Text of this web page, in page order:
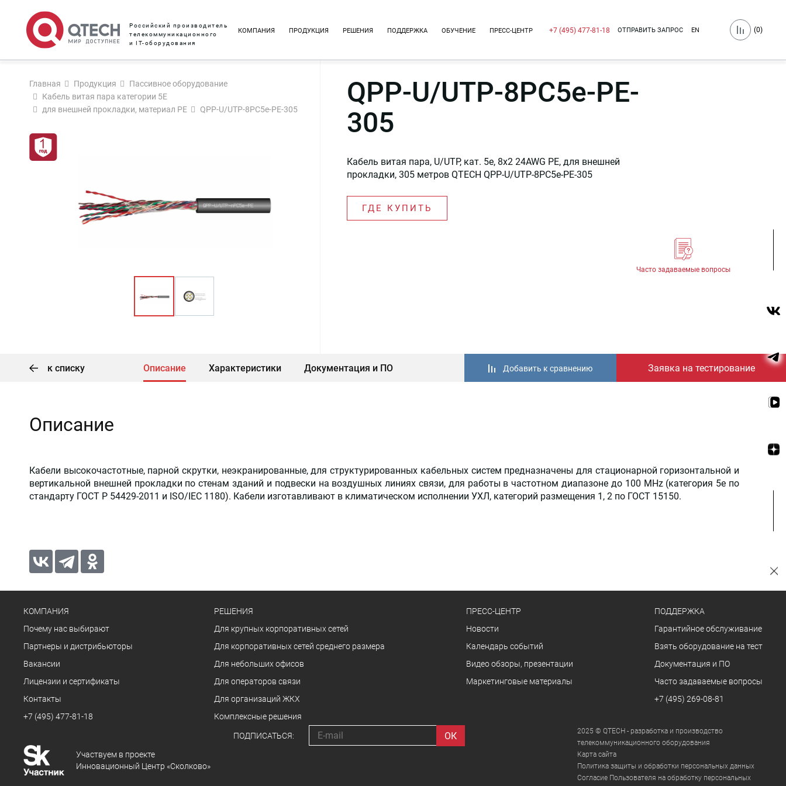
Российский производитель
телекоммуникационного
и IT-оборудования
КОМПАНИЯ ПРОДУКЦИЯ РЕШЕНИЯ ПОДДЕРЖКА ОБУЧЕНИЕ ПРЕСС-ЦЕНТР +7 (495) 477-81-18 ОТПРАВИТЬ ЗАПРОС EN (0)
Главная Продукция
Пассивное оборудование
Кабель витая пара категории 5Е
для внешней прокладки, материал PE
QPP-U/UTP-8PC5e-PE-305
QPP-U/UTP-8PC5e-PE-
305
Кабель витая пара, U/UTP, кат. 5е, 8х2 24AWG PE, для внешней
прокладки, 305 метров QTECH QPP-U/UTP-8PC5e-PE-305
ГДЕ КУПИТЬ
Часто задаваемые вопросы
к списку Описание Характеристики Документация и ПО Заявка на тестирование
Добавить к сравнению
Описание
Кабели высокочастотные, парной скрутки, неэкранированные, для структурированных кабельных систем предназначены для стационарной горизонтальной и
вертикальной внешней прокладки по стенам зданий и подвески на воздушных линиях связи, для работы в частотном диапазоне до 100 MHz (категория 5е по
стандарту ГОСТ Р 54429-2011 и ISO/IEC 1180). Кабели изготавливают в климатическом исполнении УХЛ, категорий размещения 1, 2 по ГОСТ 15150.
КОМПАНИЯ
Почему нас выбирают
Партнеры и дистрибьюторы
Вакансии
Лицензии и сертификаты
Контакты
+7 (495) 477-81-18
РЕШЕНИЯ
Для крупных корпоративных сетей
Для корпоративных сетей среднего размера
Для небольших офисов
Для операторов связи
Для организаций ЖКХ
Комплексные решения
ПРЕСС-ЦЕНТР
Новости
Календарь событий
Видео обзоры, презентации
Маркетинговые материалы
ПОДДЕРЖКА
Гарантийное обслуживание
Взять оборудование на тест
Документация и ПО
Часто задаваемые вопросы
+7 (495) 269-08-81
Участвуем в проекте
Инновационный Центр «Сколково»
ПОДПИСАТЬСЯ:
2025 © QTECH - разработка и производство
телекоммуникационного оборудования
Карта сайта
Политика защиты и обработки персональных данных
Согласие Пользователя на обработку персональных